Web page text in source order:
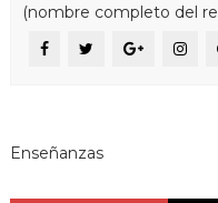
(nombre completo del
Enseñanzas